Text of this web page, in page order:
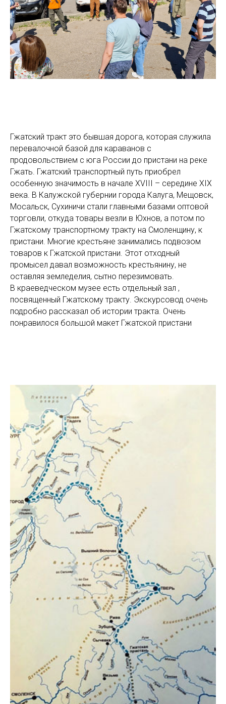
Гжатский тракт это бывшая дорога, которая служила
перевалочной базой для караванов с
продовольствием с юга России до пристани на реке
Гжать. Гжатский транспортный путь приобрел
особенную значимость в начале XVIII – середине XIX
века. В Калужской губернии города Калуга, Мещовск,
Мосальск, Сухиничи стали главными базами оптовой
торговли, откуда товары везли в Юхнов, а потом по
Гжатскому транспортному тракту на Смоленщину, к
пристани. Многие крестьяне занимались подвозом
товаров к Гжатской пристани. Этот отходный
промысел давал возможность крестьянину, не
оставляя земледелия, сытно перезимовать.
В краеведческом музее есть отдельный зал ,
посвященный Гжатскому тракту. Экскурсовод очень
подробно рассказал об истории тракта. Очень
понравилося большой макет Гжатской пристани